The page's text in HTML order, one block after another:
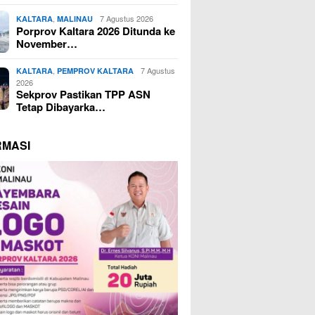
KALTARA ,MALINAU 7 Agustus 2026
Porprov Kaltara 2026 Ditunda ke
November…
KALTARA ,PEMPROV KALTARA
7 Agustus
2026
Sekprov Pastikan TPP ASN
Tetap Dibayarka…